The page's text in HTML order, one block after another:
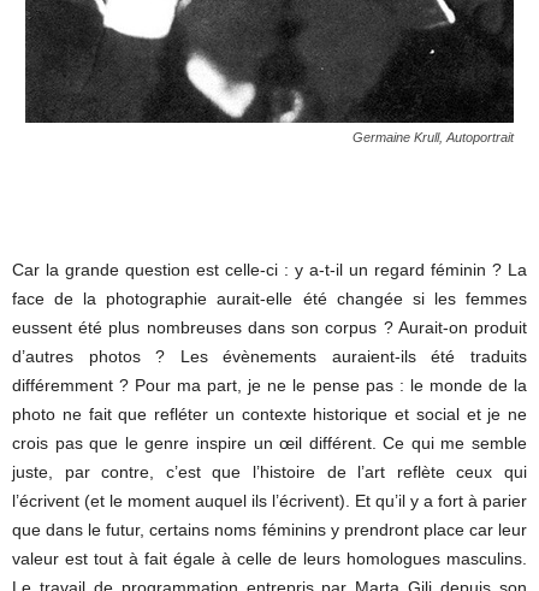
Germaine Krull, Autoportrait
Car la grande question est celle-ci : y a-t-il un regard féminin ? La
face de la photographie aurait-elle été changée si les femmes
eussent été plus nombreuses dans son corpus ? Aurait-on produit
d’autres photos ? Les évènements auraient-ils été traduits
différemment ? Pour ma part, je ne le pense pas : le monde de la
photo ne fait que refléter un contexte historique et social et je ne
crois pas que le genre inspire un œil différent. Ce qui me semble
juste, par contre, c’est que l’histoire de l’art reflète ceux qui
l’écrivent (et le moment auquel ils l’écrivent). Et qu’il y a fort à parier
que dans le futur, certains noms féminins y prendront place car leur
valeur est tout à fait égale à celle de leurs homologues masculins.
Le travail de programmation entrepris par Marta Gili depuis son